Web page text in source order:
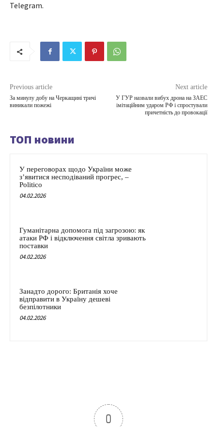
Telegram.
Previous article
За минулу добу на Черкащині тричі
виникали пожежі
Next article
У ГУР назвали вибух дрона на ЗАЕС
імітаційним ударом РФ і спростували
причетність до провокації
ТОП новини
У переговорах щодо України може
з’явитися несподіваний прогрес, –
Politico
04.02.2026
Гуманітарна допомога під загрозою: як
атаки РФ і відключення світла зривають
поставки
04.02.2026
Занадто дорого: Британія хоче
відправити в Україну дешеві
безпілотники
04.02.2026
0